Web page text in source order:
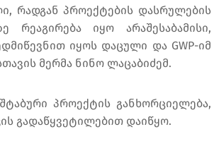
რადგან პროექტების დასრულების
რეაგირება იყო არაშესაბამისი,
იყოს დაცული და GWP-იმ
მერმა ნინო ლაცაბიძემ.
პროექტის განხორციელება,
გადაწყვეტილებით დაიწყო.